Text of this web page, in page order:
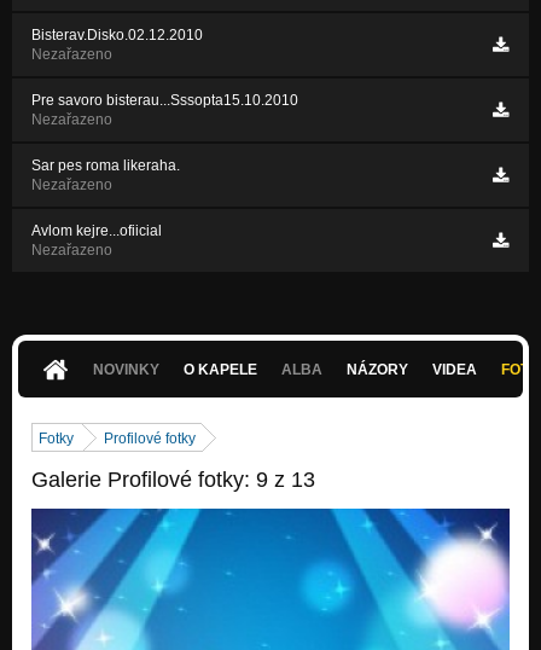
Bisterav.Disko.02.12.2010
Nezařazeno
Pre savoro bisterau...Sssopta15.10.2010
Nezařazeno
Sar pes roma likeraha.
Nezařazeno
Avlom kejre...ofiicial
Nezařazeno
NOVINKY O KAPELE ALBA NÁZORY VIDEA
Fotky Profilové fotky
Galerie Profilové fotky: 9 z 13